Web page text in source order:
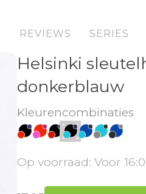
REVIEWS SERIES
Helsinki
donkerblauw
Kleurencombinaties
Op voorraad: Voor